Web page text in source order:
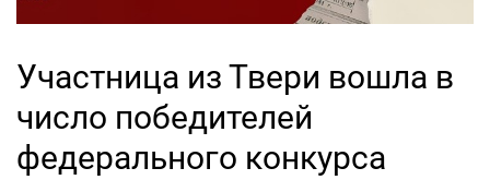
Участница из Твери вошла в
число победителей
федерального конкурса